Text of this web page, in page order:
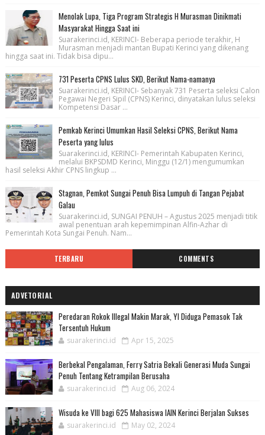
Menolak Lupa, Tiga Program Strategis H Murasman Dinikmati
Masyarakat Hingga Saat ini
Suarakerinci.id, KERINCI- Beberapa periode terakhir, H
Murasman menjadi mantan Bupati Kerinci yang dikenang
hingga saat ini. Tidak bisa dipu...
731 Peserta CPNS Lulus SKD, Berikut Nama-namanya
Suarakerinci.id, KERINCI- Sebanyak 731 Peserta seleksi Calon
Pegawai Negeri Sipil (CPNS) Kerinci, dinyatakan lulus seleksi
Kompetensi Dasar ...
Pemkab Kerinci Umumkan Hasil Seleksi CPNS, Berikut Nama
Peserta yang lulus
Suarakerinci.id, KERINCI- Pemerintah Kabupaten Kerinci,
melalui BKPSDMD Kerinci, Minggu (12/1) mengumumkan
hasil seleksi Akhir CPNS lingkup ...
Stagnan, Pemkot Sungai Penuh Bisa Lumpuh di Tangan Pejabat
Galau
Suarakerinci.id, SUNGAI PENUH – Agustus 2025 menjadi titik
awal penentuan arah kepemimpinan Alfin-Azhar di
Pemerintah Kota Sungai Penuh. Nam...
TERBARU COMMENTS
ADVETORIAL
Peredaran Rokok Illegal Makin Marak, YI Diduga Pemasok Tak
Tersentuh Hukum
suarakerinci.id Apr 15, 2025
Berbekal Pengalaman, Ferry Satria Bekali Generasi Muda Sungai
Penuh Tentang Ketrampilan Berusaha
suarakerinci.id Aug 06, 2024
Wisuda ke VIII bagi 625 Mahasiswa IAIN Kerinci Berjalan Sukses
suarakerinci.id May 02, 2024